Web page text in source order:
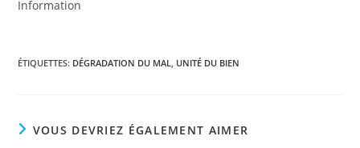
Information
ÉTIQUETTES: DÉGRADATION DU MAL, UNITÉ DU BIEN
VOUS DEVRIEZ ÉGALEMENT AIMER